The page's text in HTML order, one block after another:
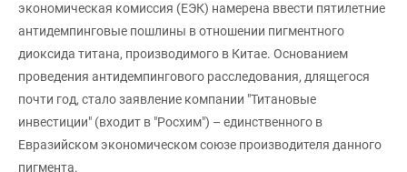
экономическая комиссия (ЕЭК) намерена ввести пятилетние
антидемпинговые пошлины в отношении пигментного
диоксида титана, производимого в Китае. Основанием
проведения антидемпингового расследования, длящегося
почти год, стало заявление компании "Титановые
инвестиции" (входит в "Росхим") – единственного в
Евразийском экономическом союзе производителя данного
пигмента.